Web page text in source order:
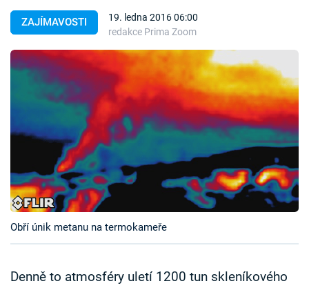
Témata
Témata
Pořady
TV Program
Časopis
Sledujte prima+
ZAJÍMAVOSTI
19. ledna 2016 06:00
redakce Prima Zoom
Obří únik metanu na termokameře
Denně to atmosféry uletí 1200 tun skleníkového